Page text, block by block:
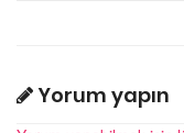
Yorum yapın